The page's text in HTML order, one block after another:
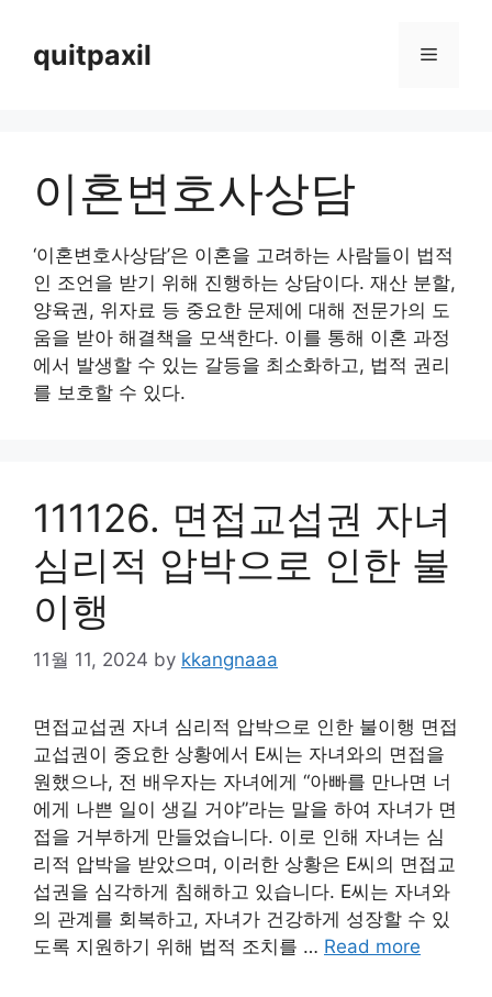
contentquitpaxil Menu
이혼변호사상담
‘이혼변호사상담’은 이혼을 고려하는 사람들이 법적
인 조언을 받기 위해 진행하는 상담이다. 재산 분할,
양육권, 위자료 등 중요한 문제에 대해 전문가의 도
움을 받아 해결책을 모색한다. 이를 통해 이혼 과정
에서 발생할 수 있는 갈등을 최소화하고, 법적 권리
를 보호할 수 있다.
111126. 면접교섭권 자녀
심리적 압박으로 인한 불
이행
11월 11, 2024 by kkangnaaa
면접교섭권 자녀 심리적 압박으로 인한 불이행 면접
교섭권이 중요한 상황에서 E씨는 자녀와의 면접을
원했으나, 전 배우자는 자녀에게 “아빠를 만나면 너
에게 나쁜 일이 생길 거야”라는 말을 하여 자녀가 면
접을 거부하게 만들었습니다. 이로 인해 자녀는 심
리적 압박을 받았으며, 이러한 상황은 E씨의 면접교
섭권을 심각하게 침해하고 있습니다. E씨는 자녀와
의 관계를 회복하고, 자녀가 건강하게 성장할 수 있
도록 지원하기 위해 법적 조치를 … Read more